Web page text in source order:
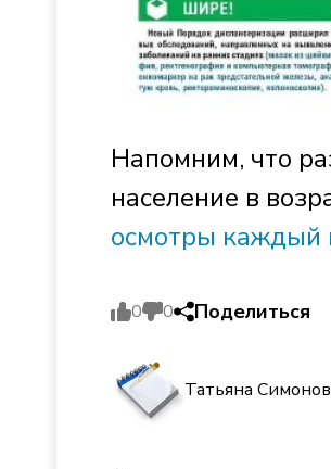
Напомним, что
население в
осмотры каждый
0 0 Поделиться
Татьяна